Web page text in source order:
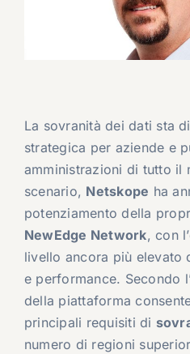
La sovranità dei dati sta
strategica per aziende e
amministrazioni di tutto il
scenario, Netskope ha
potenziamento della
NewEdge Network, con
livello ancora più
e performance. Secondo
della piattaforma
principali requisiti di
numero di regioni